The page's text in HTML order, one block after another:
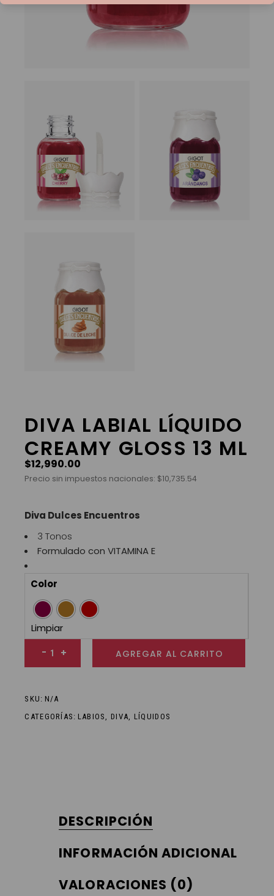
DIVA LABIAL LÍQUIDO
CREAMY GLOSS 13 ML
$12,990.00
Precio sin impuestos nacionales: $10,735.54
Diva Dulces Encuentros
3 Tonos
Formulado con VITAMINA E
Color
Limpiar
DIVA LABIAL LÍQUIDO CREAMY GLOSS 13 ML cantidad
- + AGREGAR AL CARRITO
SKU: N/A
CATEGORÍAS: LABIOS ,DIVA LÍQUIDOS
DESCRIPCIÓN
INFORMACIÓN ADICIONAL
VALORACIONES (0)